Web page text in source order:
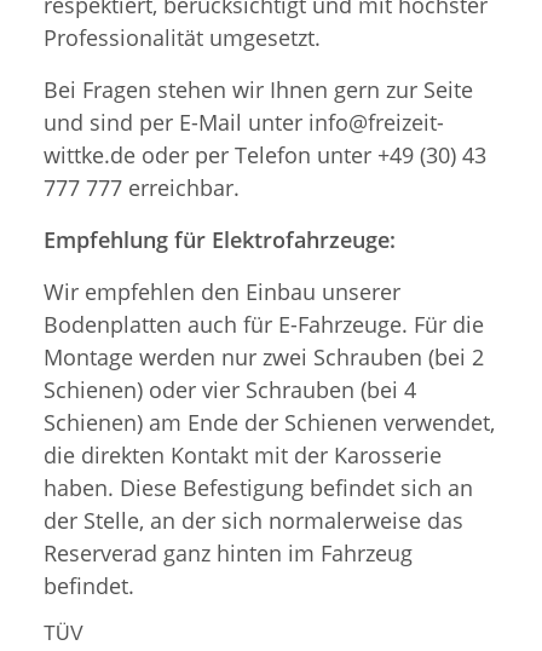
Professionalität umgesetzt.
Bei Fragen stehen wir Ihnen gern zur Seite
und sind per E-Mail unter info@freizeit-
wittke.de oder per Telefon unter +49 (30) 43
777 777 erreichbar.
Empfehlung für Elektrofahrzeuge:
Wir empfehlen den Einbau unserer
Bodenplatten auch für E-Fahrzeuge. Für die
Montage werden nur zwei Schrauben (bei 2
Schienen) oder vier Schrauben (bei 4
Schienen) am Ende der Schienen verwendet,
die direkten Kontakt mit der Karosserie
haben. Diese Befestigung befindet sich an
der Stelle, an der sich normalerweise das
Reserverad ganz hinten im Fahrzeug
befindet.
TÜV